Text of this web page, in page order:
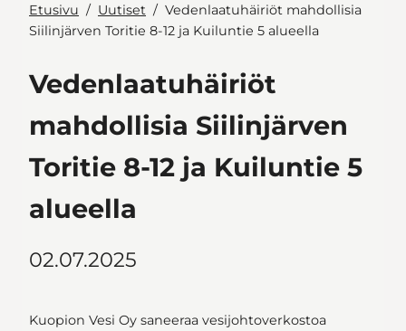
Etusivu Uutiset
Vedenlaatuhäiriöt mahdollisia
Siilinjärven Toritie 8-12 ja Kuiluntie 5 alueella
Vedenlaatuhäiriöt
mahdollisia Siilinjärven
Toritie 8-12 ja Kuiluntie 5
alueella
02.07.2025
Kuopion Vesi Oy saneeraa vesijohtoverkostoa